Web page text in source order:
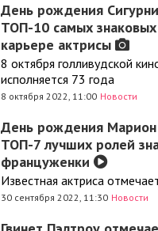
День рождения
ТОП-10 самых
карьере актрисы
8 октября голливудской
исполняется 73 года
8 октября 2022, 11:00 Новости
День рождения
ТОП-7 лучших ролей
француженки
Известная актриса
30 сентября 2022, 11:30 Новости